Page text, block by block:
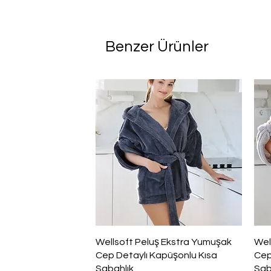
Benzer Ürünler
Hızlı Bakış
Wellsoft Peluş Ekstra Yumuşak
Cep Detaylı Kapüşonlu Kısa
Sabahlık